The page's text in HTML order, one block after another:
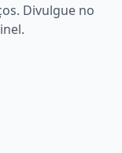
Divulgue no